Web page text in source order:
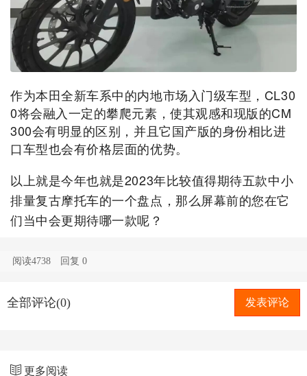
作为本田全新车系中的内地市场入门级车型，CL30
0将会融入一定的攀爬元素，使其观感和现版的CM
300会有明显的区别，并且它国产版的身份相比进
口车型也会有价格层面的优势。
以上就是今年也就是2023年比较值得期待五款中小
排量复古摩托车的一个盘点，那么屏幕前的您在它
们当中会更期待哪一款呢？
阅读4738 回复0
全部评论(0) 发表评论
更多阅读